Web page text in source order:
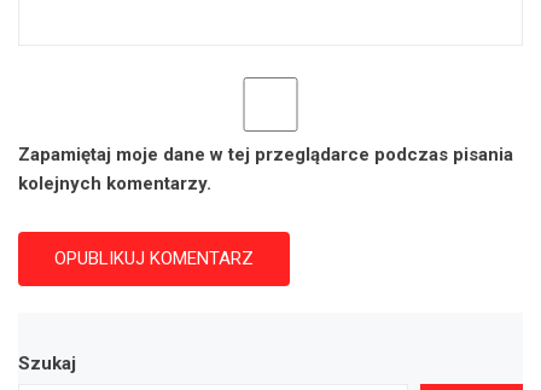
Zapamiętaj moje dane w tej przeglądarce podczas pisania
kolejnych komentarzy.
Szukaj